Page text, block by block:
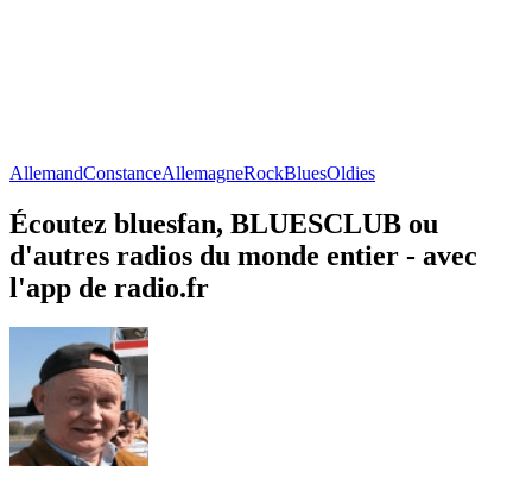
AllemandConstanceAllemagneRockBluesOldies
Écoutez bluesfan, BLUESCLUB ou
d'autres radios du monde entier - avec
l'app de radio.fr